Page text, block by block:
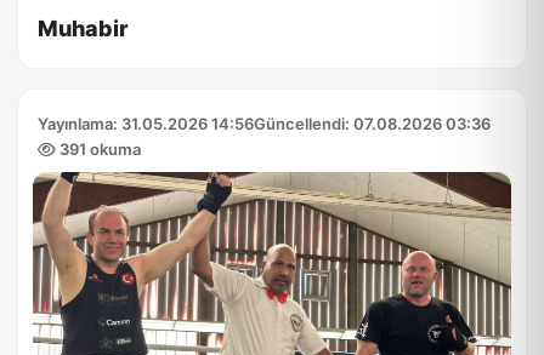
Muhabir
Yayınlama: 31.05.2026 14:56Güncellendi: 07.08.2026 03:36
391 okuma